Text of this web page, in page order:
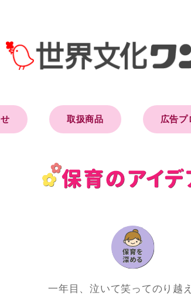
取扱商品 広告プ
一年目、泣いて笑ってのり越